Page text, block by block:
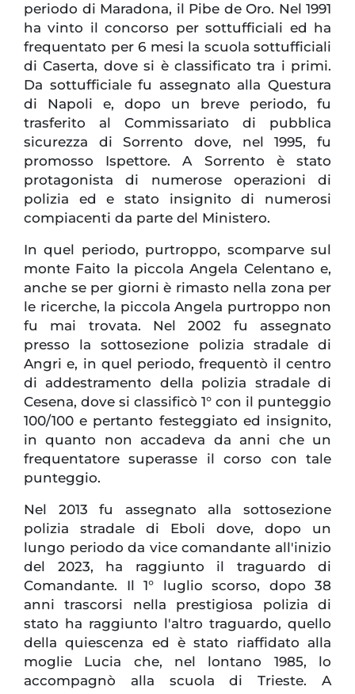
periodo di Maradona, il Pibe de Oro. Nel 1991
ha vinto il concorso per sottufficiali ed ha
frequentato per 6 mesi la scuola sottufficiali
di Caserta, dove si è classificato tra i primi.
Da sottufficiale fu assegnato alla Questura
di Napoli e, dopo un breve periodo, fu
trasferito al Commissariato di pubblica
sicurezza di Sorrento dove, nel 1995, fu
promosso Ispettore. A Sorrento è stato
protagonista di numerose operazioni di
polizia ed e stato insignito di numerosi
compiacenti da parte del Ministero.
In quel periodo, purtroppo, scomparve sul
monte Faito la piccola Angela Celentano e,
anche se per giorni è rimasto nella zona per
le ricerche, la piccola Angela purtroppo non
fu mai trovata. Nel 2002 fu assegnato
presso la sottosezione polizia stradale di
Angri e, in quel periodo, frequentò il centro
di addestramento della polizia stradale di
Cesena, dove si classificò 1° con il punteggio
100/100 e pertanto festeggiato ed insignito,
in quanto non accadeva da anni che un
frequentatore superasse il corso con tale
punteggio.
Nel 2013 fu assegnato alla sottosezione
polizia stradale di Eboli dove, dopo un
lungo periodo da vice comandante all'inizio
del 2023, ha raggiunto il traguardo di
Comandante. Il 1° luglio scorso, dopo 38
anni trascorsi nella prestigiosa polizia di
stato ha raggiunto l'altro traguardo, quello
della quiescenza ed è stato riaffidato alla
moglie Lucia che, nel lontano 1985, lo
accompagnò alla scuola di Trieste. A